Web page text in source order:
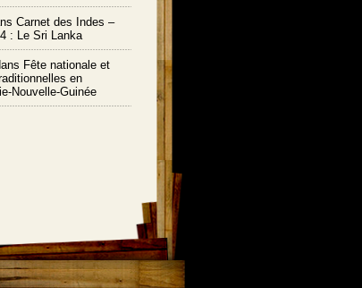
Carnet des Indes –
: Le Sri Lanka
Fête nationale et
en
Nouvelle-Guinée